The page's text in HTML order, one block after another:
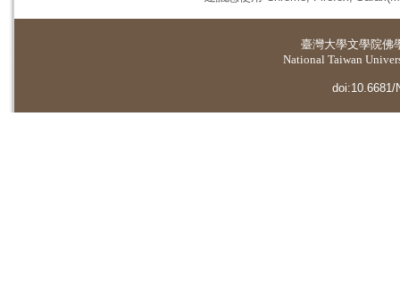
臺灣大學文學院佛
National Taiwan
doi:10.6681/